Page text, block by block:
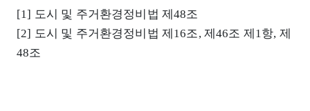
[1] 도시 및 주거환경정비법 제48조
[2] 도시 및 주거환경정비법 제16조, 제46조 제1항, 제
48조